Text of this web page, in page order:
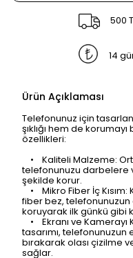
500
14
Ürün Açıklaması
Telefonunuz için
şıklığı hem de
özellikleri:
• Kaliteli Malzeme:
telefonunuzu darbelere
şekilde korur.
• Mikro Fiber İç Kısım:
fiber bez, telefonunuzun
koruyarak ilk günkü gibi
• Ekranı ve Kamerayı
tasarımı, telefonunuzun
bırakarak olası çizilme
sağlar.